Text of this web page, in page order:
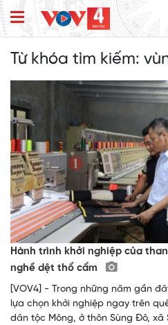
Từ khóa tìm kiếm:
Hành trình khởi nghiệp của
nghề dệt thổ cẩm
[VOV4] - Trong những năm gần
lựa chọn khởi nghiệp ngay trên
dân tộc Mông, ở thôn Sùng Đô, xã